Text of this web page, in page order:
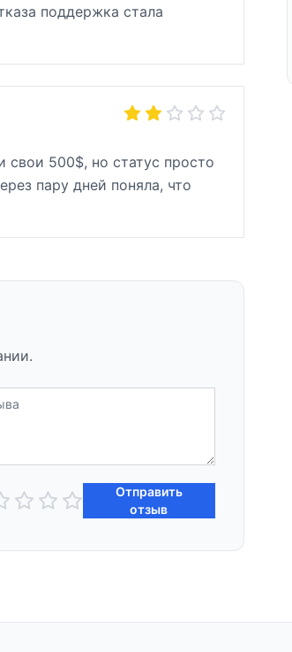
поддержка стала
свои 500$, но статус просто
пару дней поняла, что
Отправить
отзыв